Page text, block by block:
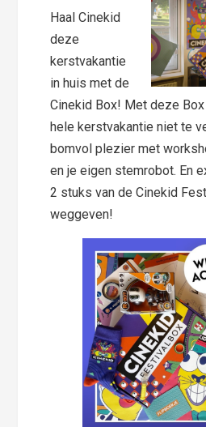
Haal Cinekid
deze
kerstvakantie
in huis met de
Cinekid Box! Met deze
hele kerstvakantie niet te
bomvol plezier met
en je eigen stemrobot. En
2 stuks van de Cinekid
weggeven!